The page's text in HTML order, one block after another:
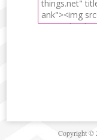
Copyright ©